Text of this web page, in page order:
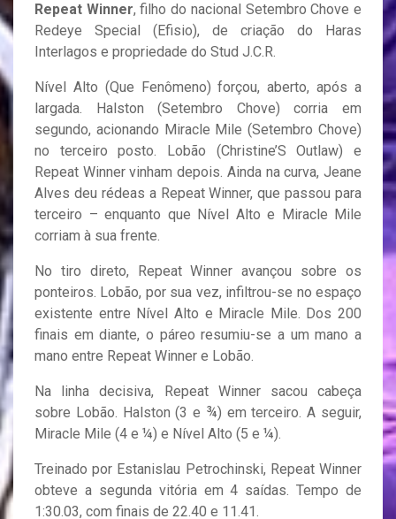
Repeat Winner, filho do nacional Setembro Chove e
Redeye Special (Efisio), de criação do Haras
Interlagos e propriedade do Stud J.C.R.
Nível Alto (Que Fenômeno) forçou, aberto, após a
largada. Halston (Setembro Chove) corria em
segundo, acionando Miracle Mile (Setembro Chove)
no terceiro posto. Lobão (Christine’S Outlaw) e
Repeat Winner vinham depois. Ainda na curva, Jeane
Alves deu rédeas a Repeat Winner, que passou para
terceiro – enquanto que Nível Alto e Miracle Mile
corriam à sua frente.
No tiro direto, Repeat Winner avançou sobre os
ponteiros. Lobão, por sua vez, infiltrou-se no espaço
existente entre Nível Alto e Miracle Mile. Dos 200
finais em diante, o páreo resumiu-se a um mano a
mano entre Repeat Winner e Lobão.
Na linha decisiva, Repeat Winner sacou cabeça
sobre Lobão. Halston (3 e ¾) em terceiro. A seguir,
Miracle Mile (4 e ¼) e Nível Alto (5 e ¼).
Treinado por Estanislau Petrochinski, Repeat Winner
obteve a segunda vitória em 4 saídas. Tempo de
1:30.03, com finais de 22.40 e 11.41.